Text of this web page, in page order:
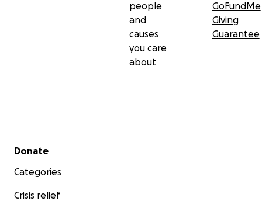
people
and
causes
you care
about
GoFundMe
Giving
Guarantee
Secondary menu
Donate
Categories
Crisis relief